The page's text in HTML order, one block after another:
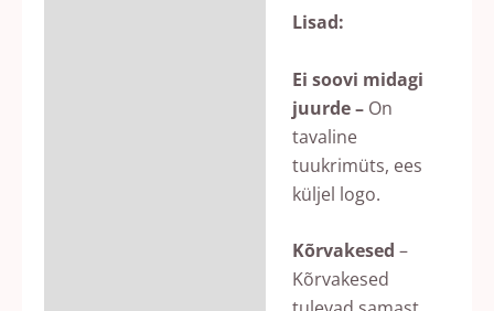
Lisad:
Ei soovi midagi
juurde – On
tavaline
tuukrimüts, ees
küljel logo.
Kõrvakesed –
Kõrvakesed